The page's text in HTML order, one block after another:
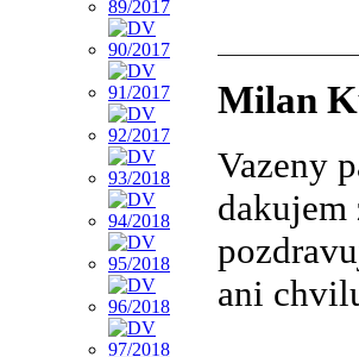
Milan
Vazeny
dakujem
ani